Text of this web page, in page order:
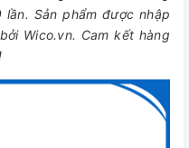
Sản phẩm được nhập
Wico.vn. Cam kết hàng